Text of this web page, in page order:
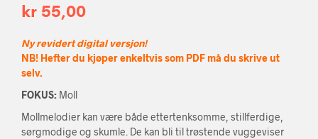
kr 55,00
Ny revidert digital versjon!
NB! Hefter du kjøper enkeltvis som PDF må du skrive ut
selv.
FOKUS: Moll
Mollmelodier kan være både ettertenksomme, stillferdige,
sørgmodige og skumle. De kan bli til trøstende vuggeviser